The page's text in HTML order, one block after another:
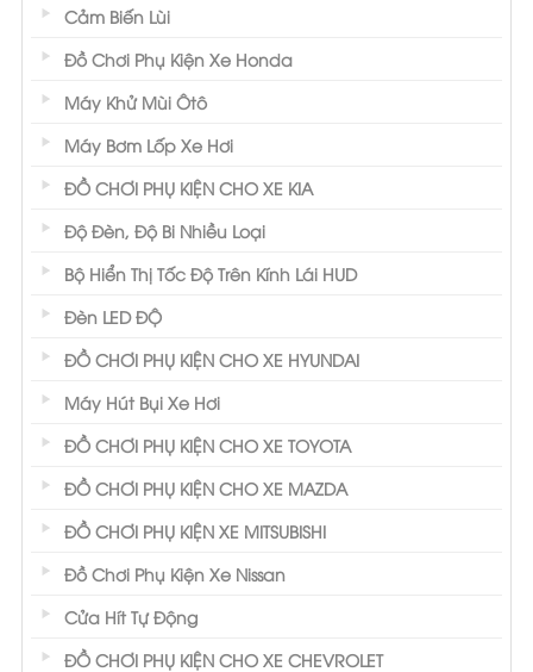
Cảm Biến Lùi
Đồ Chơi Phụ Kiện Xe Honda
Máy Khử Mùi Ôtô
Máy Bơm Lốp Xe Hơi
ĐỒ CHƠI PHỤ KIỆN CHO XE KIA
Độ Đèn, Độ Bi Nhiều Loại
Bộ Hiển Thị Tốc Độ Trên Kính Lái HUD
Đèn LED ĐỘ
ĐỒ CHƠI PHỤ KIỆN CHO XE HYUNDAI
Máy Hút Bụi Xe Hơi
ĐỒ CHƠI PHỤ KIỆN CHO XE TOYOTA
ĐỒ CHƠI PHỤ KIỆN CHO XE MAZDA
ĐỒ CHƠI PHỤ KIỆN XE MITSUBISHI
Đồ Chơi Phụ Kiện Xe Nissan
Cửa Hít Tự Động
ĐỒ CHƠI PHỤ KIỆN CHO XE CHEVROLET